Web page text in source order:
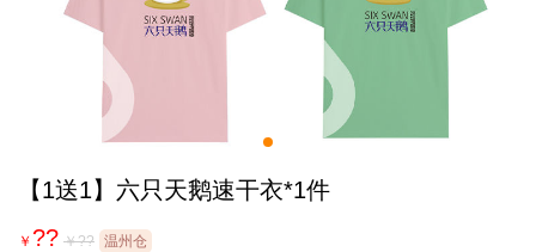
【1送1】六只天鹅速干衣*1件
￥ ?? ￥?? 温州仓